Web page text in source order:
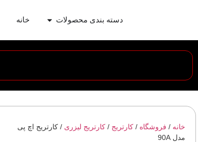
دسته بندی محصولات خانه
خانه / فروشگاه / کارتریج / کارتریج لیزری / کارتریج اچ پی
مدل 90A